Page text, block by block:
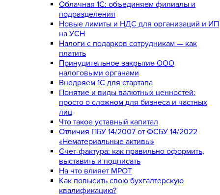
Облачная 1С: объединяем филиалы и
подразделения
Новые лимиты и НДС для организаций и ИП
на УСН
Налоги с подарков сотрудникам — как
платить
Принудительное закрытие ООО
налоговыми органами
Внедряем 1С для стартапа
Понятие и виды валютных ценностей:
просто о сложном для бизнеса и частных
лиц
Что такое уставный капитал
Отличия ПБУ 14/2007 от ФСБУ 14/2022
«Нематериальные активы»
Счет-фактура: как правильно оформить,
выставить и подписать
На что влияет МРОТ
Как повысить свою бухгалтерскую
квалификацию?